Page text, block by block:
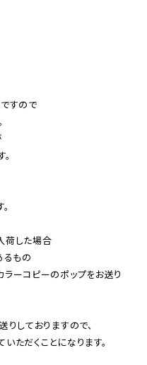
すので
荷した場合
るもの
ーコピーのポップをお送り
しておりますので、
ただくことになります。